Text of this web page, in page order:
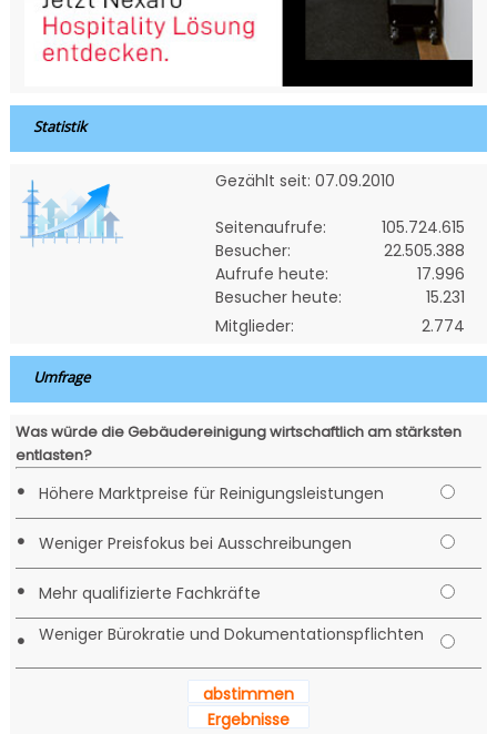
Statistik
Gezählt seit: 07.09.2010
Seitenaufrufe:
105.724.615
Besucher:
22.505.388
Aufrufe heute:
17.996
Besucher heute:
15.231
Mitglieder:
2.774
Umfrage
Was würde die Gebäudereinigung wirtschaftlich am stärksten
entlasten?
• Höhere Marktpreise für Reinigungsleistungen
• Weniger Preisfokus bei Ausschreibungen
• Mehr qualifizierte Fachkräfte
• Weniger Bürokratie und Dokumentationspflichten
abstimmen
Ergebnisse